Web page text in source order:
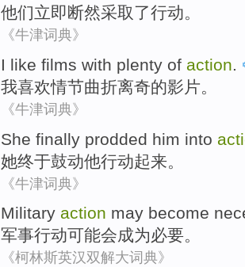
他们立即断然采取了行动。
《牛津词典》
I like films with plenty of action.
我喜欢情节曲折离奇的影片。
《牛津词典》
She finally prodded him into
她终于鼓动他行动起来。
《牛津词典》
Military action may become
军事行动可能会成为必要。
《柯林斯英汉双解大词典》